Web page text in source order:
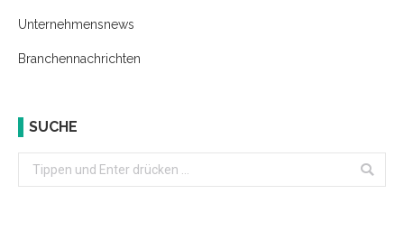
Unternehmensnews
Branchennachrichten
SUCHE
Search: